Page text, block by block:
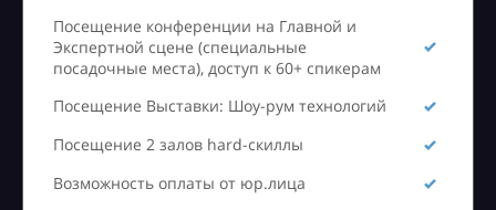
Посещение конференции на Главной и
Экспертной сцене (специальные
посадочные места), доступ к 60+ спикерам
Посещение Выставки: Шоу-рум технологий
Посещение 2 залов hard-скиллы
Возможность оплаты от юр.лица